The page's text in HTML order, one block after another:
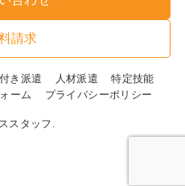
請求
き派遣 人材派遣
特定技能
ーム プライバシーポリシー
スタッフ.